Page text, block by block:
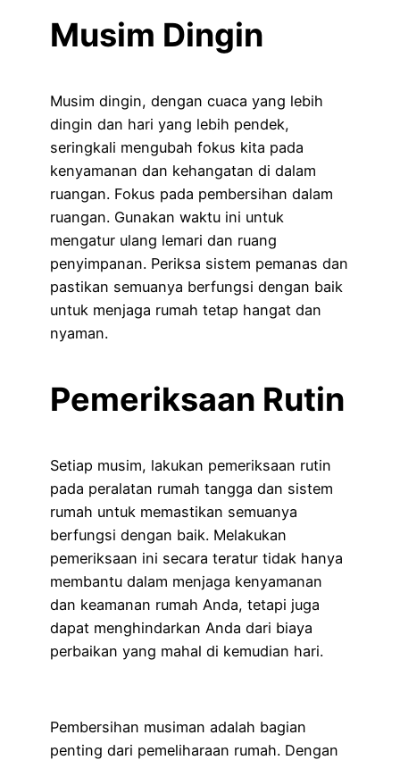
Musim Dingin
Musim dingin, dengan cuaca yang lebih
dingin dan hari yang lebih pendek,
seringkali mengubah fokus kita pada
kenyamanan dan kehangatan di dalam
ruangan. Fokus pada pembersihan dalam
ruangan. Gunakan waktu ini untuk
mengatur ulang lemari dan ruang
penyimpanan. Periksa sistem pemanas dan
pastikan semuanya berfungsi dengan baik
untuk menjaga rumah tetap hangat dan
nyaman.
Pemeriksaan Rutin
Setiap musim, lakukan pemeriksaan rutin
pada peralatan rumah tangga dan sistem
rumah untuk memastikan semuanya
berfungsi dengan baik. Melakukan
pemeriksaan ini secara teratur tidak hanya
membantu dalam menjaga kenyamanan
dan keamanan rumah Anda, tetapi juga
dapat menghindarkan Anda dari biaya
perbaikan yang mahal di kemudian hari.
Pembersihan musiman adalah bagian
penting dari pemeliharaan rumah. Dengan